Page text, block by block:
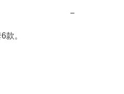
−
款。